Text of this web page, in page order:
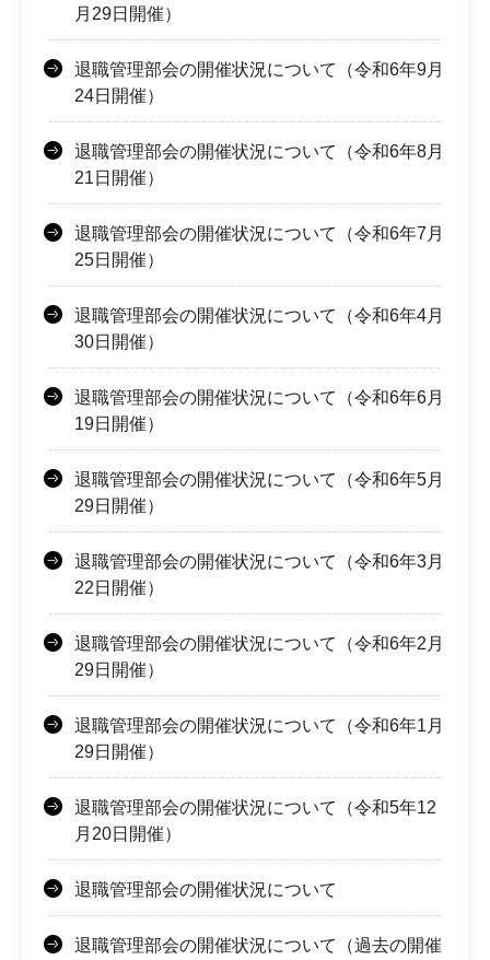
月29日開催）
退職管理部会の開催状況について（令和6年9月
24日開催）
退職管理部会の開催状況について（令和6年8月
21日開催）
退職管理部会の開催状況について（令和6年7月
25日開催）
退職管理部会の開催状況について（令和6年4月
30日開催）
退職管理部会の開催状況について（令和6年6月
19日開催）
退職管理部会の開催状況について（令和6年5月
29日開催）
退職管理部会の開催状況について（令和6年3月
22日開催）
退職管理部会の開催状況について（令和6年2月
29日開催）
退職管理部会の開催状況について（令和6年1月
29日開催）
退職管理部会の開催状況について（令和5年12
月20日開催）
退職管理部会の開催状況について
退職管理部会の開催状況について（過去の開催